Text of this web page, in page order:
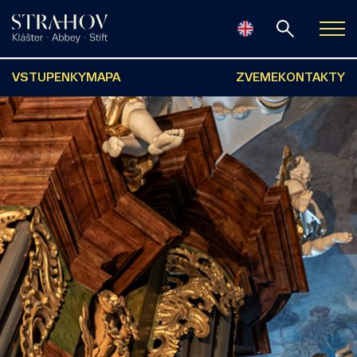
VSTUPENKY MAPA ZVEME KONTAKTY